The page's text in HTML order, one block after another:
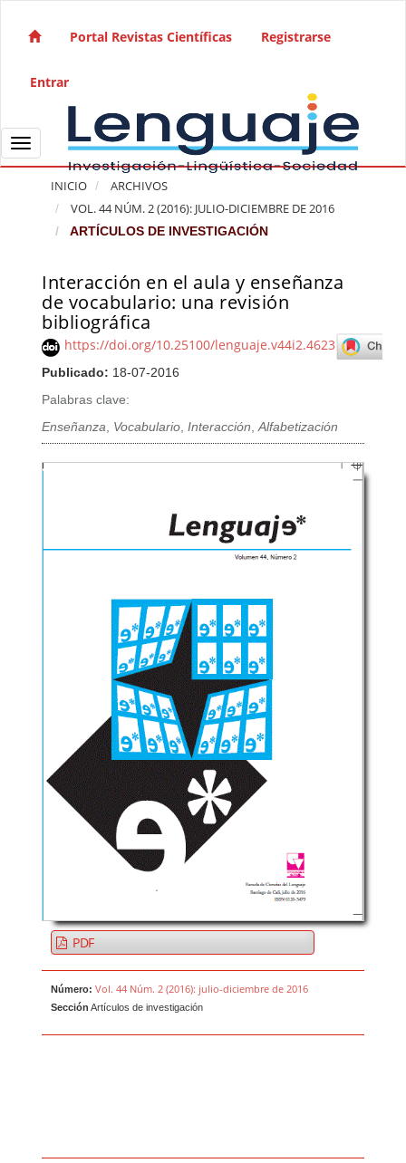
Navegación principal
Barra lateral
Portal Revistas Científicas Registrarse
Entrar
Toggle navigation
INICIO
ARCHIVOS
VOL. 44 NÚM. 2 (2016): JULIO-DICIEMBRE DE 2016
ARTÍCULOS DE INVESTIGACIÓN
Interacción en el aula y enseñanza
de vocabulario: una revisión
bibliográfica
https://doi.org/10.25100/lenguaje.v44i2.4623
Publicado: 18-07-2016
Palabras clave:
Enseñanza, Vocabulario,Interacción,Alfabetización
Barra lateral del artículo
PDF
Número: Vol. 44 Núm. 2 (2016): julio-diciembre de 2016
Sección Artículos de investigación